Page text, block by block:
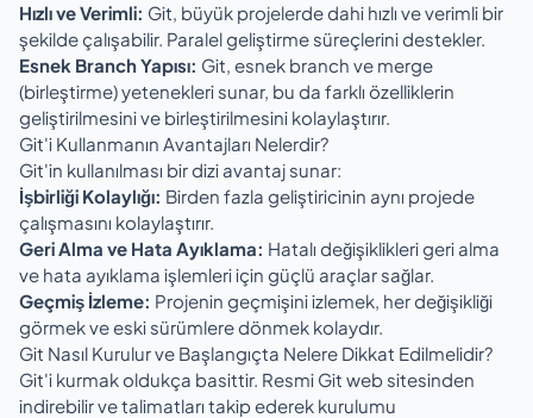
Hızlı ve Verimli: Git, büyük projelerde dahi hızlı ve verimli bir
şekilde çalışabilir. Paralel geliştirme süreçlerini destekler.
Esnek Branch Yapısı: Git, esnek branch ve merge
(birleştirme) yetenekleri sunar, bu da farklı özelliklerin
geliştirilmesini ve birleştirilmesini kolaylaştırır.
Git'i Kullanmanın Avantajları Nelerdir?
Git'in kullanılması bir dizi avantaj sunar:
İşbirliği Kolaylığı: Birden fazla geliştiricinin aynı projede
çalışmasını kolaylaştırır.
Geri Alma ve Hata Ayıklama: Hatalı değişiklikleri geri alma
ve hata ayıklama işlemleri için güçlü araçlar sağlar.
Geçmiş İzleme: Projenin geçmişini izlemek, her değişikliği
görmek ve eski sürümlere dönmek kolaydır.
Git Nasıl Kurulur ve Başlangıçta Nelere Dikkat Edilmelidir?
Git'i kurmak oldukça basittir. Resmi Git web sitesinden
indirebilir ve talimatları takip ederek kurulumu